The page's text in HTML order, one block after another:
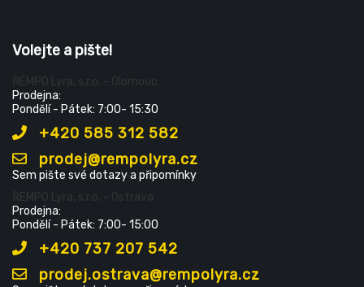
Volejte a pište!
ŘEMPO Lyra, s.r.o. - Olomouc
Prodejna:
Pondělí - Pátek: 7:00- 15:30
+420 585 312 582
prodej@rempolyra.cz
Sem pište své dotazy a připomínky
ŘEMPO Lyra, s.r.o. - Ostrava
Prodejna:
Pondělí - Pátek: 7:00- 15:00
+420 737 207 542
prodej.ostrava@rempolyra.cz